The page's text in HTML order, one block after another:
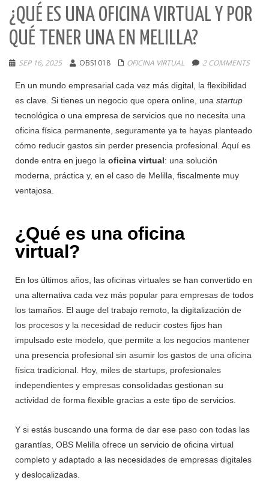
¿QUÉ ES UNA OFICINA VIRTUAL Y POR
QUÉ TENER UNA EN MELILLA?
SEP 16, 2025 OBS1018 OFICINA VIRTUAL 2 COMMENTS
En un mundo empresarial cada vez más digital, la flexibilidad
es clave. Si tienes un negocio que opera online, una startup
tecnológica o una empresa de servicios que no necesita una
oficina física permanente, seguramente ya te hayas planteado
cómo reducir gastos sin perder presencia profesional. Aquí es
donde entra en juego la oficina virtual: una solución
moderna, práctica y, en el caso de Melilla, fiscalmente muy
ventajosa.
¿Qué es una oficina
virtual?
En los últimos años, las oficinas virtuales se han convertido en
una alternativa cada vez más popular para empresas de todos
los tamaños. El auge del trabajo remoto, la digitalización de
los procesos y la necesidad de reducir costes fijos han
impulsado este modelo, que permite a los negocios mantener
una presencia profesional sin asumir los gastos de una oficina
física tradicional. Hoy, miles de startups, profesionales
independientes y empresas consolidadas gestionan su
actividad de forma flexible gracias a este tipo de servicios.
Y si estás buscando una forma de dar ese paso con todas las
garantías, OBS Melilla ofrece un servicio de oficina virtual
completo y adaptado a las necesidades de empresas digitales
y deslocalizadas.